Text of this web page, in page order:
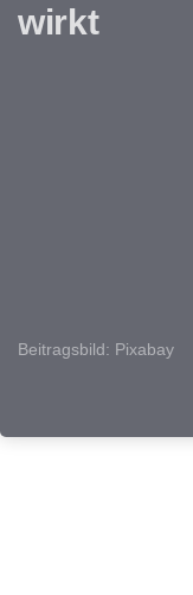
wirkt
Beitragsbild: Pixabay